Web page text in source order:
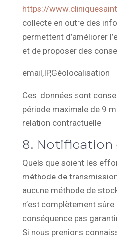
https://
collecte en outre des
permettent d’améliorer
et de proposer des
email,IP,Géolocalisation
Ces données sont
période maximale de 9
relation contractuelle
8. Notification
Quels que soient les
méthode de
aucune méthode de
n’est complètement
conséquence pas
Si nous prenions